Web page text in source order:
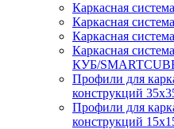
Каркасная
Каркасная
Каркасная
Каркасная
КУБ/
Профили для
конструкций
Профили для
конструкций